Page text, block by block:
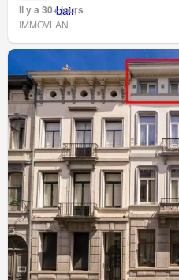
Il y a 30+ jours
IMMOVLAN